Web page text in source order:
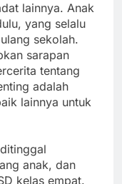
lainnya. Anak
yang selalu
sekolah.
sarapan
tentang
adalah
lainnya untuk
anak, dan
kelas empat.